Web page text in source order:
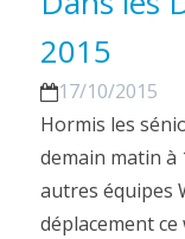
2015
17/10/2015
Hormis les
demain matin à
autres équipes
déplacement ce